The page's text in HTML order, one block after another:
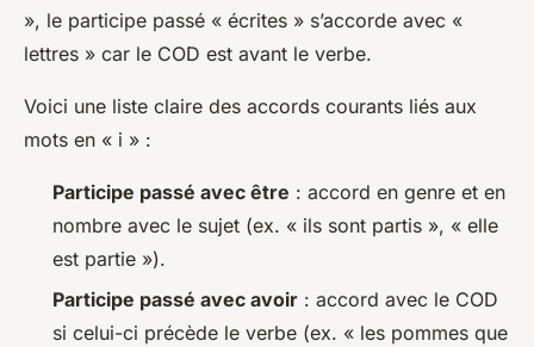
», le participe passé « écrites » s’accorde avec «
lettres » car le COD est avant le verbe.
Voici une liste claire des accords courants liés aux
mots en « i » :
Participe passé avec être : accord en genre et en
nombre avec le sujet (ex. « ils sont partis », « elle
est partie »).
Participe passé avec avoir : accord avec le COD
si celui-ci précède le verbe (ex. « les pommes que